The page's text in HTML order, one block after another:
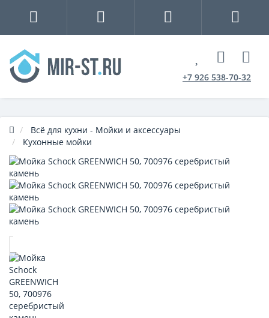
+7 926 538-70-32
Всё для кухни - Мойки и аксессуары
Кухонные мойки